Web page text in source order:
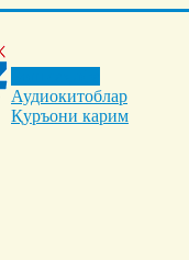
Аудиокитоблар
Қуръони карим